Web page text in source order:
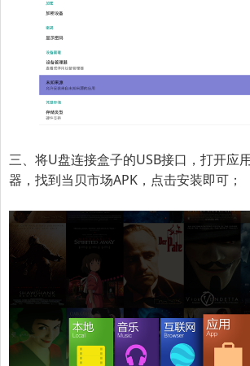
三、将U盘连接盒子的USB接口，打开应
器，找到当贝市场APK，点击安装即可；